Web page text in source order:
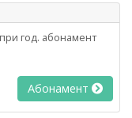
год. абонамент
Абонамент